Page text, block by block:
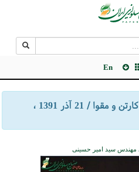
En
اولین سمپوزیوم صنعت کاغذ ، کارتن و مقوا / 21 آذر 1391 ،
مهندس سید امیر حسینی